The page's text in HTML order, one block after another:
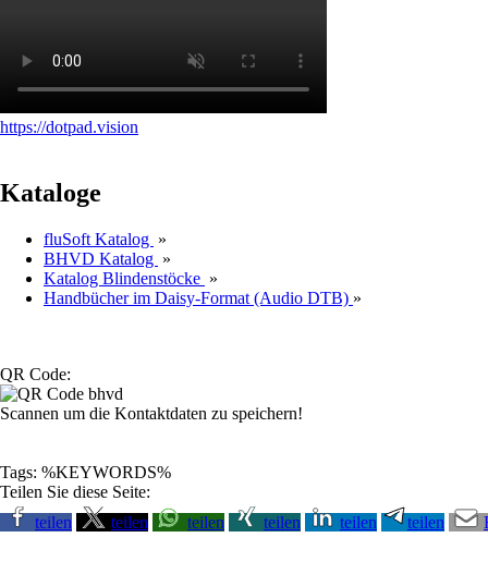
https://dotpad.vision
Kataloge
fluSoft Katalog »
BHVD Katalog »
Katalog Blindenstöcke »
Handbücher im Daisy-Format (Audio DTB) »
QR Code:
Scannen um die Kontaktdaten zu speichern!
Tags: %KEYWORDS%
Teilen Sie diese Seite:
teilen
teilen teilen teilen teilen teilen